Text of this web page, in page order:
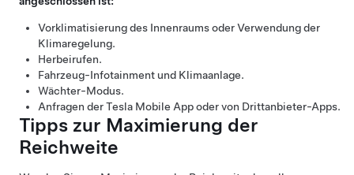
Vorklimatisierung des Innenraums oder Verwendung der
Klimaregelung.
Herbeirufen.
Fahrzeug-Infotainment und Klimaanlage.
Wächter-Modus.
Anfragen der Tesla Mobile App oder von Drittanbieter-Apps.
Tipps zur Maximierung der
Reichweite